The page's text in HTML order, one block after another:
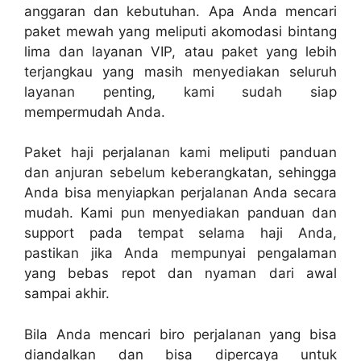
anggaran dan kebutuhan. Apa Anda mencari
paket mewah yang meliputi akomodasi bintang
lima dan layanan VIP, atau paket yang lebih
terjangkau yang masih menyediakan seluruh
layanan penting, kami sudah siap
mempermudah Anda.
Paket haji perjalanan kami meliputi panduan
dan anjuran sebelum keberangkatan, sehingga
Anda bisa menyiapkan perjalanan Anda secara
mudah. Kami pun menyediakan panduan dan
support pada tempat selama haji Anda,
pastikan jika Anda mempunyai pengalaman
yang bebas repot dan nyaman dari awal
sampai akhir.
Bila Anda mencari biro perjalanan yang bisa
diandalkan dan bisa dipercaya untuk